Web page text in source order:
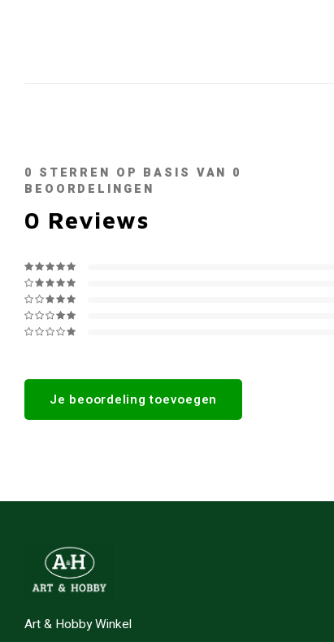
0 STERREN OP BASIS VAN 0
BEOORDELINGEN
0 Reviews
Je beoordeling toevoegen
Art & Hobby Winkel